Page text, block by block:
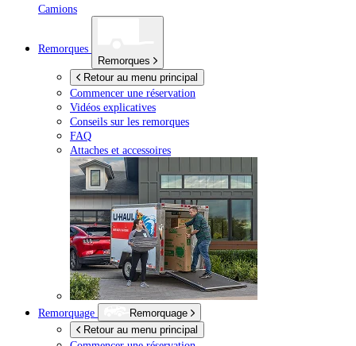
Camions
Remorques
Remorques
Retour au menu principal
Commencer une réservation
Vidéos explicatives
Conseils sur les remorques
FAQ
Attaches et accessoires
Remorquage
Remorquage
Retour au menu principal